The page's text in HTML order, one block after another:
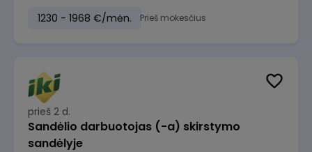
1230 - 1968 €/mėn. Prieš mokesčius
prieš 2 d.
Sandėlio darbuotojas (-a) skirstymo
sandėlyje